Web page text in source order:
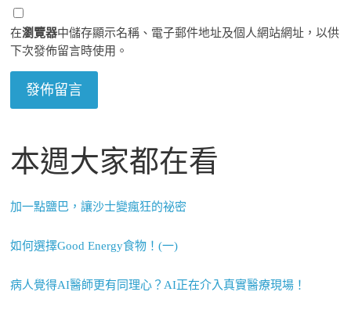
在瀏覽器中儲存顯示名稱、電子郵件地址及個人網站網址，以供
下次發佈留言時使用。
本週大家都在看
加一點鹽巴，讓沙士變瘋狂的祕密
如何選擇Good Energy食物！(一)
病人覺得AI醫師更有同理心？AI正在介入真實醫療現場！